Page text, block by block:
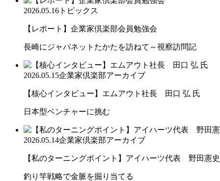
2026.05.16 トピックス
【レポート】企業家倶楽部会員勉強会
長崎にジャパネットたかたを訪ねて～視察訪問記
2026.05.15企業家倶楽部アーカイブ
【核心インタビュー】エムアウト社長 田口 弘 氏
日本型ベンチャーに挑む
2026.05.14企業家倶楽部アーカイブ
【私のターニングポイント】アイハーツ代表 野田憲史
釣り竿戦略で金脈を掘り当てる